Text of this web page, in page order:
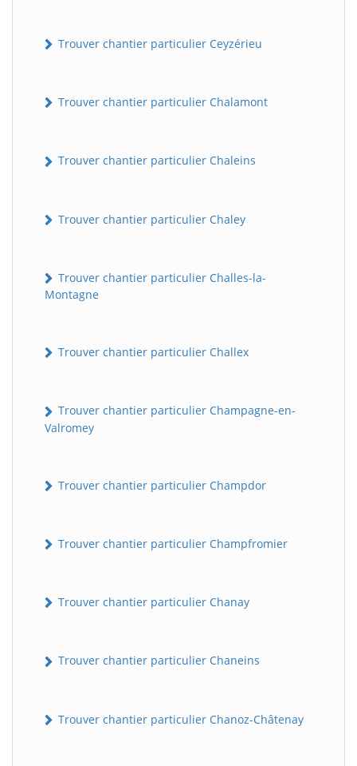
Trouver chantier particulier Ceyzérieu
Trouver chantier particulier Chalamont
Trouver chantier particulier Chaleins
Trouver chantier particulier Chaley
Trouver chantier particulier Challes-la-
Montagne
Trouver chantier particulier Challex
Trouver chantier particulier Champagne-en-
Valromey
Trouver chantier particulier Champdor
Trouver chantier particulier Champfromier
Trouver chantier particulier Chanay
Trouver chantier particulier Chaneins
Trouver chantier particulier Chanoz-Châtenay